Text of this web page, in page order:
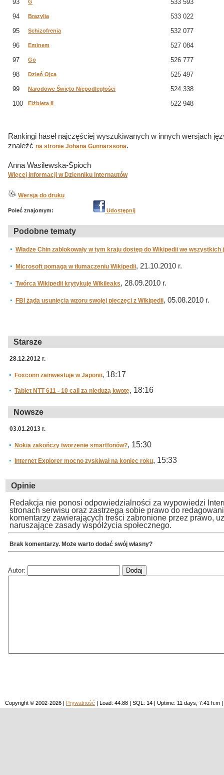
93 G
533 593
94
Brazylia
533 022
95
Schizofrenia
532 077
96
Eminem
527 084
97
Go
526 777
98
Dzień Ojca
525 497
99
Narodowe Święto Niepodległości
524 338
100
Elżbieta II 522 948
Rankingi haseł najczęściej wyszukiwanych w innych wersjach
znaleźć na stronie Johana Gunnarssona.
Anna Wasilewska-Śpioch
Więcej informacji w Dzienniku Internautów
Wersja do druku
Poleć znajomym: Udostępnij
Podobne tematy
Władze Chin zablokowały w tym kraju dostęp do Wikipedii we wszystkich
Microsoft pomaga w tłumaczeniu Wikipedii, 21.10.2010 r.
Twórca Wikipedii krytykuje Wikileaks, 28.09.2010 r.
FBI żąda usunięcia wzoru swojej pieczęci z Wikipedii, 05.08.2010 r.
Starsze
28.12.2012 r.
Foxconn zainwestuje w Japonii, 18:17
Tablet NTT 611 - 10 cali za niedużą kwotę, 18:16
Nowsze
03.01.2013 r.
Nokia zakończy tworzenie smartfonów?, 15:30
Internet Explorer mocno zyskiwał na koniec roku, 15:33
Opinie
Redakcja nie ponosi odpowiedzialności za wypowiedzi
stronach serwisu oraz zastrzega sobie prawo do
komentarzy zawierających treści zabronione przez prawo,
naruszające zasady współżycia społecznego.
Brak komentarzy. Może warto dodać swój własny?
Autor:
Copyright © 2002-2026 | Prywatność | Load: 44.88 | SQL: 14 | Uptime: 11 days, 7:41